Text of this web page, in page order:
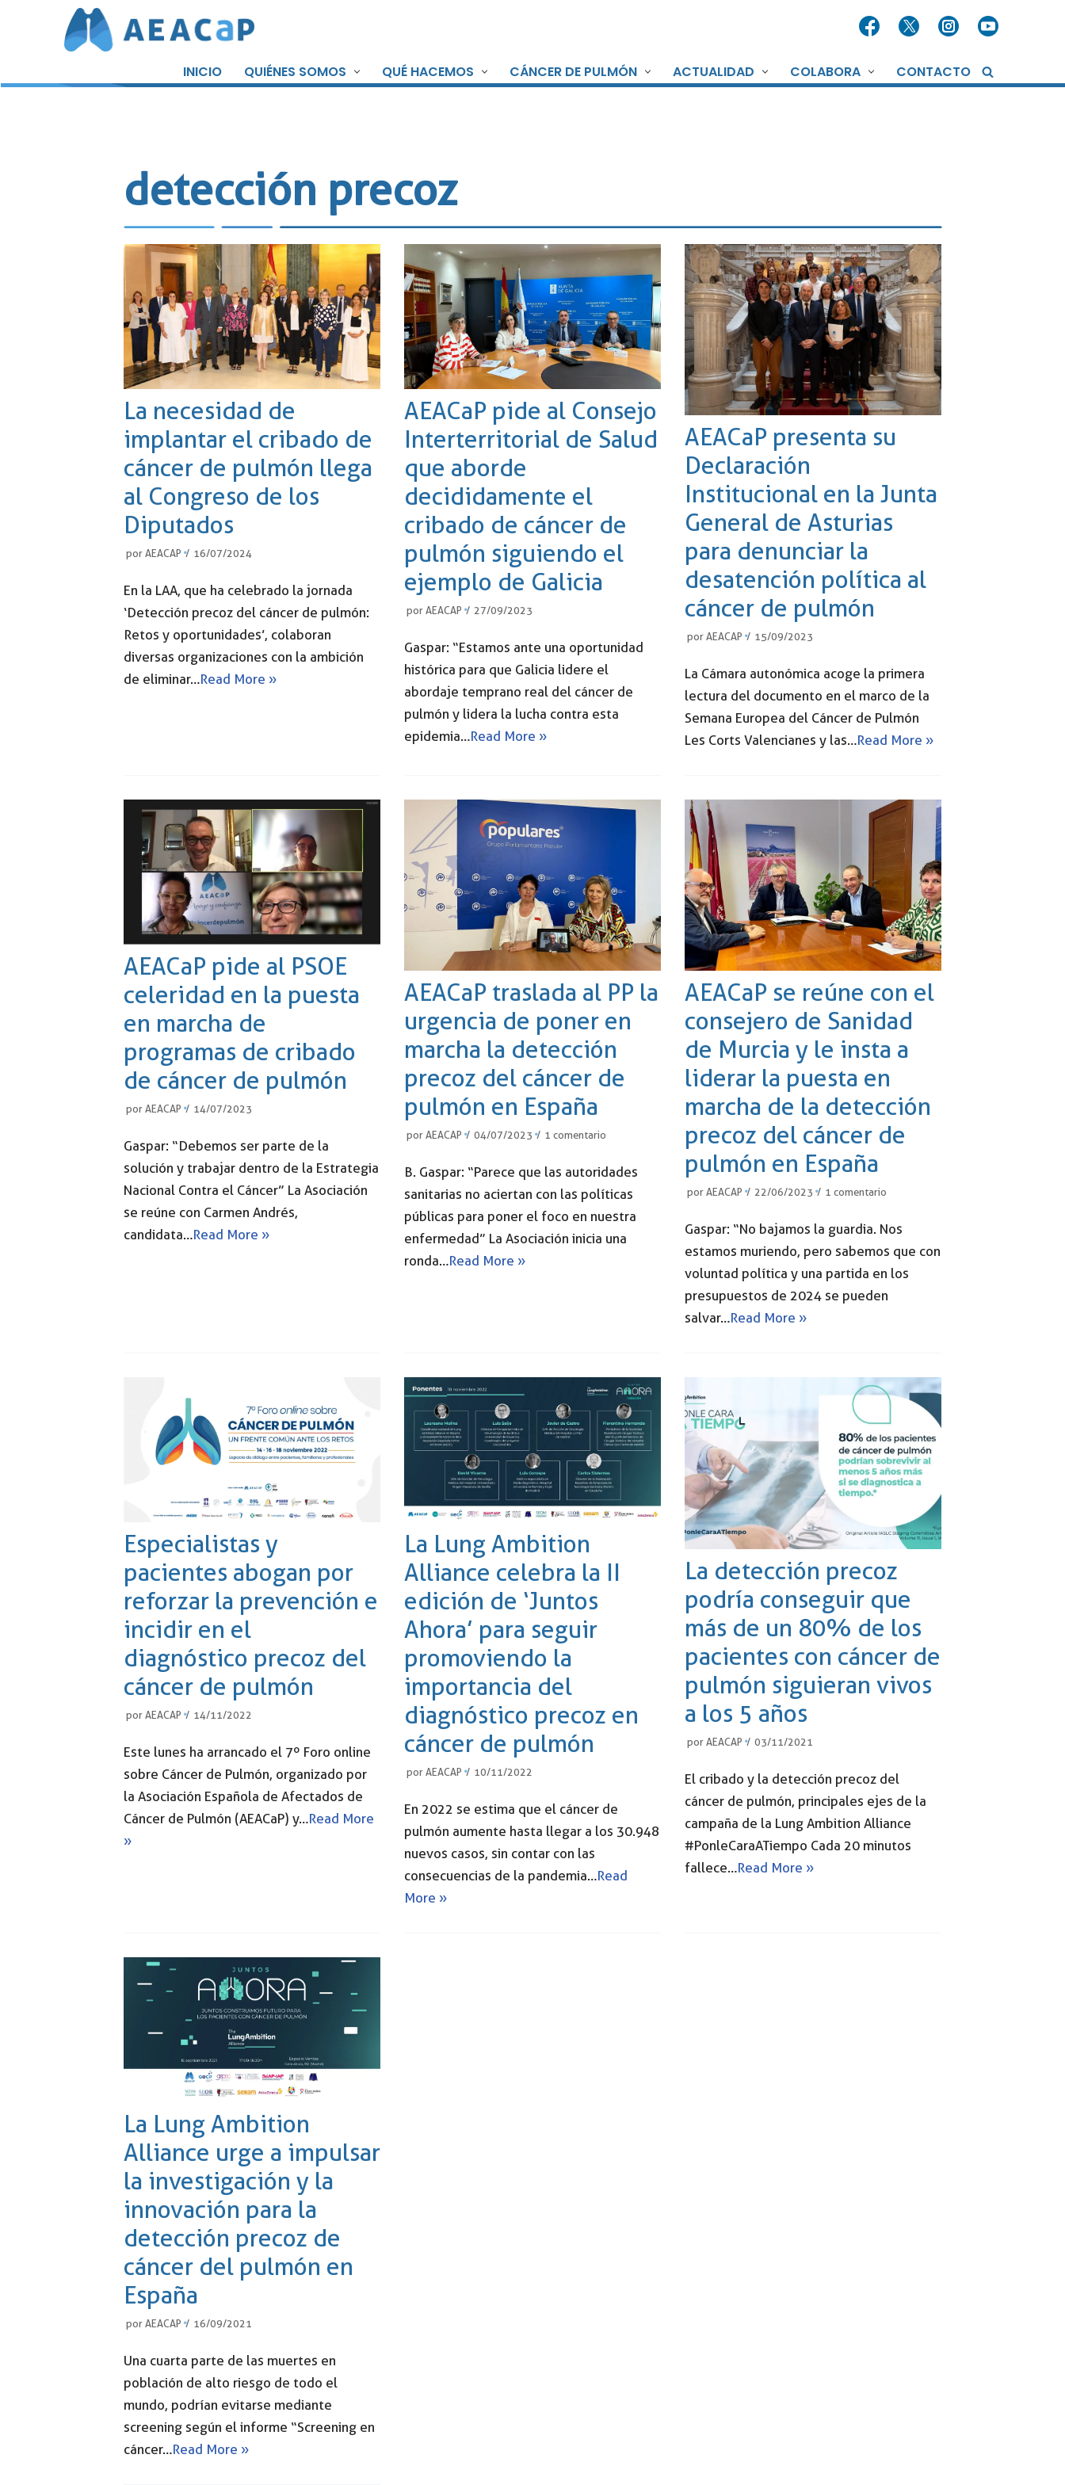
contenido
INICIO QUIÉNES SOMOS QUÉ HACEMOS CÁNCER DE PULMÓN ACTUALIDAD COLABORA CONTACTO
detección precoz
La necesidad de
implantar el cribado de
cáncer de pulmón llega
al Congreso de los
Diputados
por AEACAP 16/07/2024
En la LAA, que ha celebrado la jornada
‘Detección precoz del cáncer de pulmón:
Retos y oportunidades’, colaboran
diversas organizaciones con la ambición
de eliminar…Read More »
AEACaP pide al Consejo
Interterritorial de Salud
que aborde
decididamente el
cribado de cáncer de
pulmón siguiendo el
ejemplo de Galicia
por AEACAP 27/09/2023
Gaspar: “Estamos ante una oportunidad
histórica para que Galicia lidere el
abordaje temprano real del cáncer de
pulmón y lidera la lucha contra esta
epidemia…Read More »
AEACaP presenta su
Declaración
Institucional en la Junta
General de Asturias
para denunciar la
desatención política al
cáncer de pulmón
porAEACAP 15/09/2023
La Cámara autonómica acoge la primera
lectura del documento en el marco de la
Semana Europea del Cáncer de Pulmón
Les Corts Valencianes y las…Read More »
AEACaP pide al PSOE
celeridad en la puesta
en marcha de
programas de cribado
de cáncer de pulmón
por AEACAP 14/07/2023
Gaspar: “Debemos ser parte de la
solución y trabajar dentro de la Estrategia
Nacional Contra el Cáncer” La Asociación
se reúne con Carmen Andrés,
candidata…Read More »
AEACaP traslada al PP la
urgencia de poner en
marcha la detección
precoz del cáncer de
pulmón en España
por AEACAP 04/07/2023 1 comentario
B. Gaspar: “Parece que las autoridades
sanitarias no aciertan con las políticas
públicas para poner el foco en nuestra
enfermedad” La Asociación inicia una
ronda…Read More »
AEACaP se reúne con el
consejero de Sanidad
de Murcia y le insta a
liderar la puesta en
marcha de la detección
precoz del cáncer de
pulmón en España
porAEACAP 22/06/2023 1 comentario
Gaspar: “No bajamos la guardia. Nos
estamos muriendo, pero sabemos que con
voluntad política y una partida en los
presupuestos de 2024 se pueden
salvar…Read More »
Especialistas y
pacientes abogan por
reforzar la prevención e
incidir en el
diagnóstico precoz del
cáncer de pulmón
por AEACAP 14/11/2022
Este lunes ha arrancado el 7º Foro online
sobre Cáncer de Pulmón, organizado por
la Asociación Española de Afectados de
Cáncer de Pulmón (AEACaP) y…Read More
»
La Lung Ambition
Alliance celebra la II
edición de ‘Juntos
Ahora’ para seguir
promoviendo la
importancia del
diagnóstico precoz en
cáncer de pulmón
por AEACAP 10/11/2022
En 2022 se estima que el cáncer de
pulmón aumente hasta llegar a los 30.948
nuevos casos, sin contar con las
consecuencias de la pandemia…Read
More »
La detección precoz
podría conseguir que
más de un 80% de los
pacientes con cáncer de
pulmón siguieran vivos
a los 5 años
porAEACAP 03/11/2021
El cribado y la detección precoz del
cáncer de pulmón, principales ejes de la
campaña de la Lung Ambition Alliance
#PonleCaraATiempo Cada 20 minutos
fallece…Read More »
La Lung Ambition
Alliance urge a impulsar
la investigación y la
innovación para la
detección precoz de
cáncer del pulmón en
España
por AEACAP 16/09/2021
Una cuarta parte de las muertes en
población de alto riesgo de todo el
mundo, podrían evitarse mediante
screening según el informe “Screening en
cáncer…Read More »